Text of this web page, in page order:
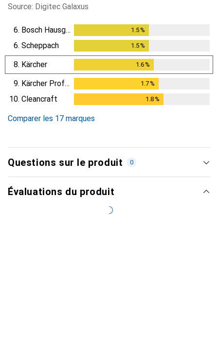
Source: Digitec Galaxus
6. Bosch Hausgeräte 1.5%
6. Scheppach 1.5%
8. Kärcher 1.6%
9. Kärcher Professional 1.7%
10. Cleancraft 1.8%
Comparer les 17 marques
Questions sur le produit 0
Évaluations du produit